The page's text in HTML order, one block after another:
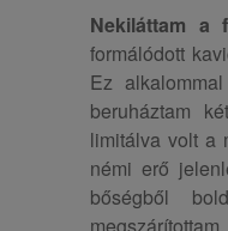
Nekiláttam a
formálódott
Ez
beruháztam
limitálva volt a
némi erő
bőségből